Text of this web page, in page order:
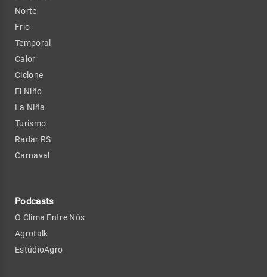
Norte
Frio
Temporal
Calor
Ciclone
El Niño
La Niña
Turismo
Radar RS
Carnaval
Podcasts
O Clima Entre Nós
Agrotalk
EstúdioAgro